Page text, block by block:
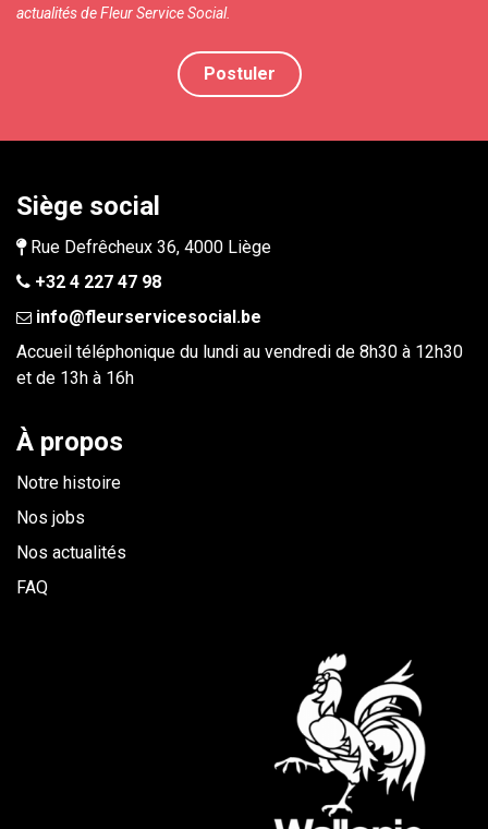
actualités de Fleur Service Social.
Postuler
Siège social
Rue Defrêcheux 36, 4000 Liège
+32 4 227 47 98
info@fleurservicesocial.be​
Accueil téléphonique du lundi au vendredi de 8h30 à 12h30
et de 13h à 16h
À propos
Notre histoire
Nos jobs
Nos actualités
FAQ